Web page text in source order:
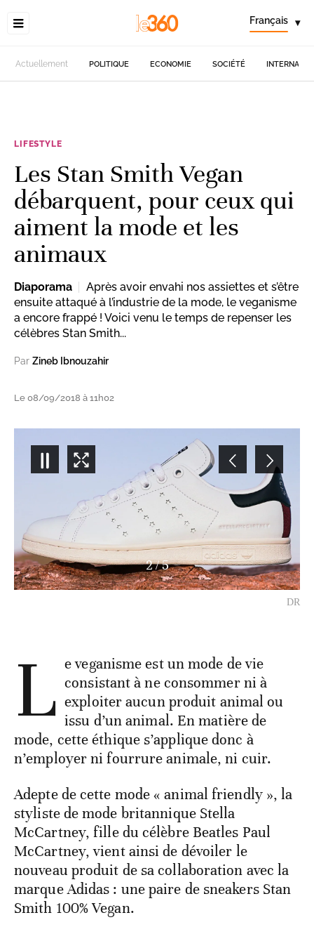
Français ▾
Actuellement POLITIQUE ECONOMIE SOCIÉTÉ
LIFESTYLE
Les Stan Smith Vegan
débarquent, pour ceux qui
aiment la mode et les
animaux
Diaporama
Après avoir envahi nos assiettes et s’être
ensuite attaqué à l’industrie de la mode, le veganisme
a encore frappé ! Voici venu le temps de repenser les
célèbres Stan Smith...
Par Zineb Ibnouzahir
Le 08/09/2018 à 11h02
3/5
DR
L e veganisme est un mode de vie
consistant à ne consommer ni à
exploiter aucun produit animal ou
issu d’un animal. En matière de
mode, cette éthique s’applique donc à
n’employer ni fourrure animale, ni cuir.
Adepte de cette mode « animal friendly », la
styliste de mode britannique Stella
McCartney, fille du célèbre Beatles Paul
McCartney, vient ainsi de dévoiler le
nouveau produit de sa collaboration avec la
marque Adidas : une paire de sneakers Stan
Smith 100% Vegan.